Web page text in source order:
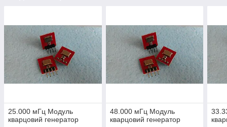
25.000 мГц Модуль
кварцовий генератор
48.000 мГц Модуль
кварцовий генератор